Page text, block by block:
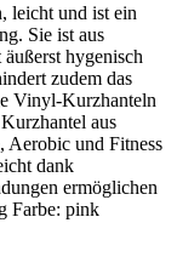
leicht und ist ein
Sie ist aus
hygenisch
zudem das
Vinyl-Kurzhanteln
aus
Aerobic und Fitness
dank
ermöglichen
Farbe: pink